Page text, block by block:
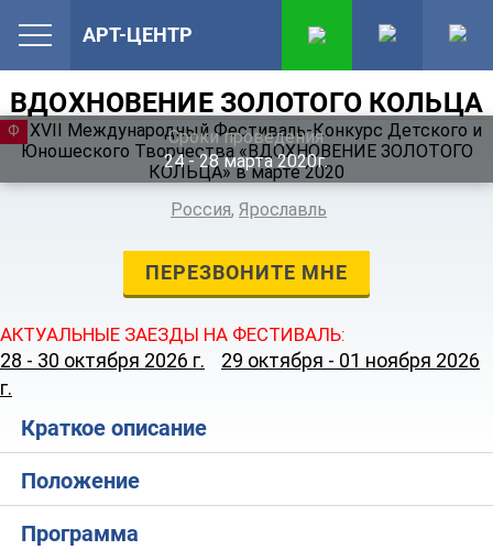
ВДОХНОВЕНИЕ ЗОЛОТОГО КОЛЬЦА
Сроки проведения
24 ‐ 28марта 2020г.
ФЕСТИВАЛЬ
Россия, Ярославль
ПЕРЕЗВОНИТЕ МНЕ
АКТУАЛЬНЫЕ ЗАЕЗДЫ НА ФЕСТИВАЛЬ:
28 - 30 октября 2026 г.
29 октября - 01 ноября 2026
г.
Краткое описание
Положение
Программа
АРТ-ЦЕНТР